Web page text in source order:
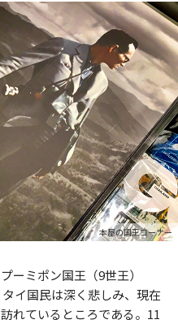
本屋の国王コーナー
ーミポン国王（9世王）
イ国民は深く悲しみ、現在
れているところである。11